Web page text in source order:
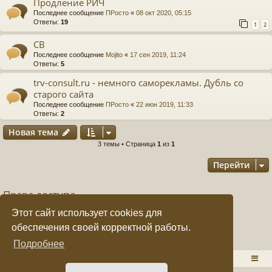
Этот сайт использует cookies для
обеспечения своей корректной работы.
Подробнее
е
ра
ди
ов
щ
ие
а
Последнее сообщение ПРосто « 08 окт 2020, 05:15
Ответы: 19 1 2
СВ
Последнее сообщение Mojito « 17 сен 2019, 11:24
Ответы: 5
trv-consult.ru - немного саморекламы. Дубль со
старого сайта
Последнее сообщение ПРосто « 22 июн 2019, 11:33
Ответы: 2
Новая тема
Новая тема
3 темы • Страница 1 из 1
Перейти
Права доступа
Выне можетеначинать темы
Выне можетеотвечать на сообщения
Выне можетередактировать свои сообщения
удалять свои сообщения
не можетедобавлять вложения